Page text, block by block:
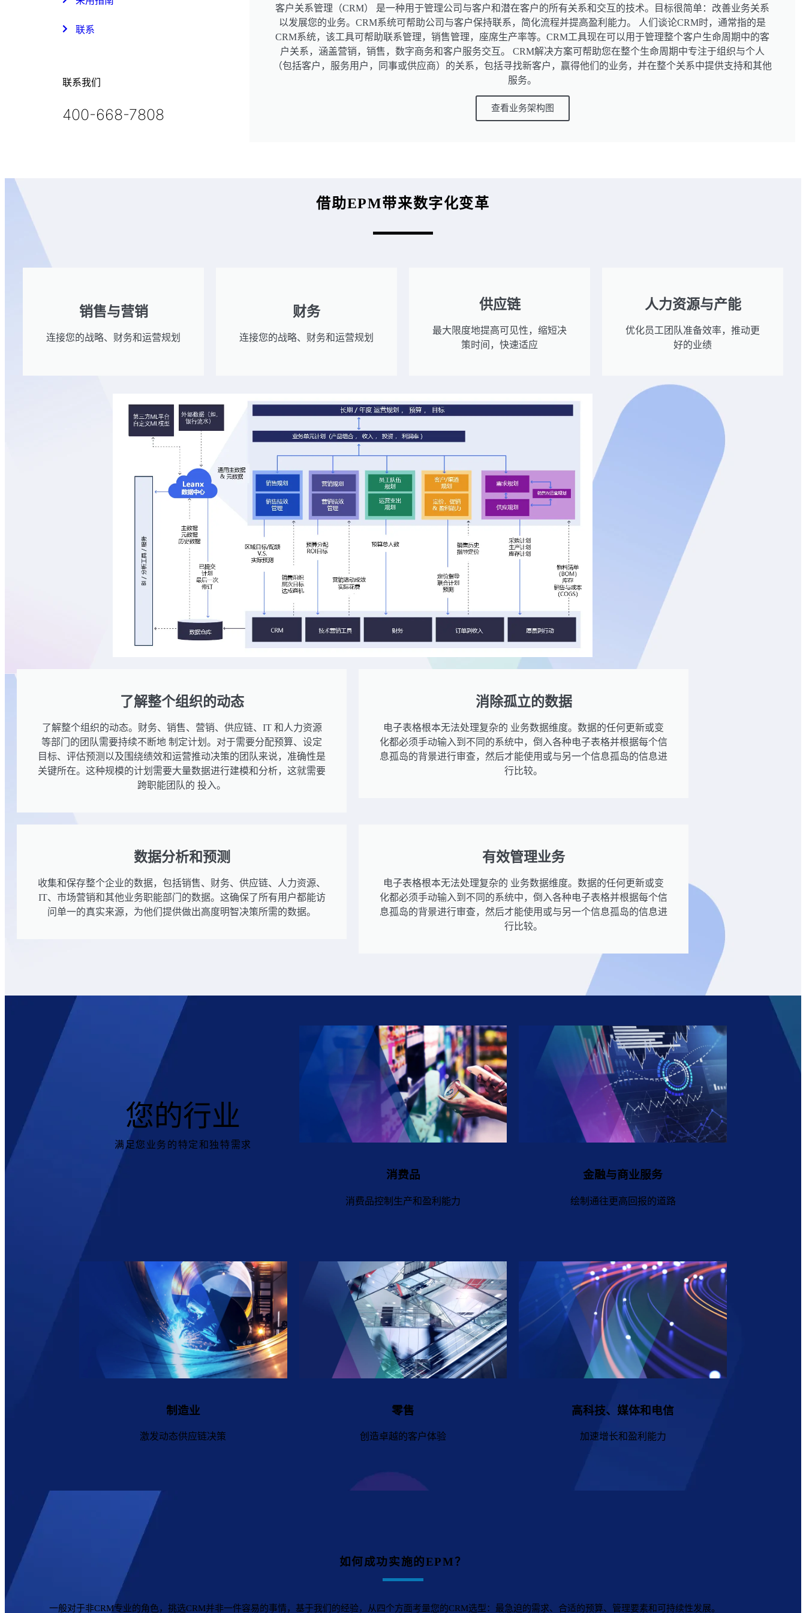
联系
联系我们
400-668-7808
客户关系管理（CRM） 是一种用于管理公司与客户和潜在客户的所有关系和交互的技术。目标很简单：改善业务关系
以发展您的业务。CRM系统可帮助公司与客户保持联系，简化流程并提高盈利能力。 人们谈论CRM时，通常指的是
CRM系统，该工具可帮助联系管理，销售管理，座席生产率等。CRM工具现在可以用于管理整个客户生命周期中的客
户关系，涵盖营销，销售，数字商务和客户服务交互。 CRM解决方案可帮助您在整个生命周期中专注于组织与个人
（包括客户，服务用户，同事或供应商）的关系，包括寻找新客户，赢得他们的业务，并在整个关系中提供支持和其他
服务。
查看业务架构图
借助EPM带来数字化变革
销售与营销
连接您的战略、财务和运营规划
财务
连接您的战略、财务和运营规划
供应链
最大限度地提高可见性，缩短决
策时间，快速适应
人力资源与产能
优化员工团队准备效率，推动更
好的业绩
了解整个组织的动态
了解整个组织的动态。财务、销售、营销、供应链、IT 和人力资源
等部门的团队需要持续不断地 制定计划。对于需要分配预算、设定
目标、评估预测以及围绕绩效和运营推动决策的团队来说，准确性是
关键所在。这种规模的计划需要大量数据进行建模和分析，这就需要
跨职能团队的 投入。
消除孤立的数据
电子表格根本无法处理复杂的 业务数据维度。数据的任何更新或变
化都必须手动输入到不同的系统中，倒入各种电子表格并根据每个信
息孤岛的背景进行审查，然后才能使用或与另一个信息孤岛的信息进
行比较。
数据分析和预测
收集和保存整个企业的数据，包括销售、财务、供应链、人力资源、
IT、市场营销和其他业务职能部门的数据。这确保了所有用户都能访
问单一的真实来源，为他们提供做出高度明智决策所需的数据。
有效管理业务
电子表格根本无法处理复杂的 业务数据维度。数据的任何更新或变
化都必须手动输入到不同的系统中，倒入各种电子表格并根据每个信
息孤岛的背景进行审查，然后才能使用或与另一个信息孤岛的信息进
行比较。
您的行业
满足您业务的特定和独特需求
消费品
消费品控制生产和盈利能力
金融与商业服务
绘制通往更高回报的道路
制造业
激发动态供应链决策
零售
创造卓越的客户体验
高科技、媒体和电信
加速增长和盈利能力
如何成功实施的EPM？
一般对于非CRM专业的角色，挑选CRM并非一件容易的事情，基于我们的经验，从四个方面考量您的CRM选型：最急迫的需求、合适的预算、管理要素和可持续性发展。